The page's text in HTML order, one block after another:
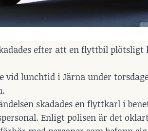
efter att en flyttbil
vid lunchtid i Järna under
skadades en flyttkarl i
Enligt polisen är det